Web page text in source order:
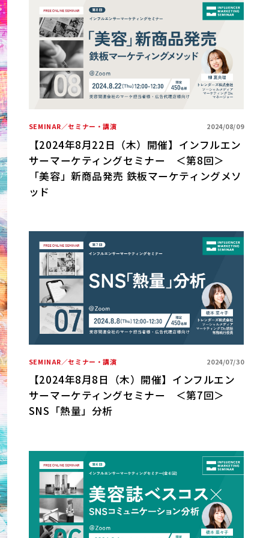
SEMINAR／セミナー・講演 2024/08/09
【2024年8月22日（木）開催】インフルエン
サーマーケティングセミナー ＜第8回＞
「美容」新商品発売 鉄板マーケティングメソ
ッド
SEMINAR／セミナー・講演 2024/07/30
【2024年8月8日（木）開催】インフルエン
サーマーケティングセミナー ＜第7回＞
SNS「熱量」分析